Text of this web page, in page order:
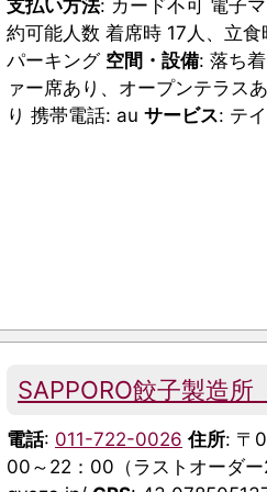
支払い方法: カード不可 電子マ
約可能人数 着席時 17人、立食
パーキング 空間・設備: 落ち
ァー席あり、オープンテラス
り 携帯電話: au サービス: テ
SAPPORO餃子製造所
電話: 011-722-0026 住所: 〒
00～22：00（ラストオーダー